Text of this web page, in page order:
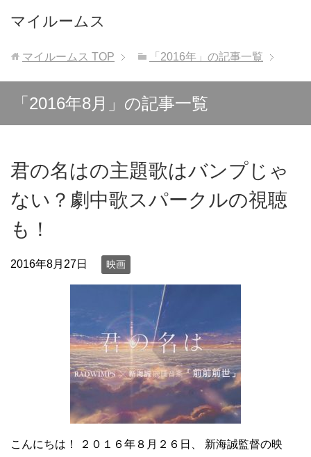
マイルームス
マイルームス TOP 「2016年」の記事一覧
「2016年8月」の記事一覧
君の名はの主題歌はバンプじゃ
ない？劇中歌スパークルの視聴
も！
2016年8月27日 映画
こんにちは！ ２０１６年８月２６日、 新海誠監督の映